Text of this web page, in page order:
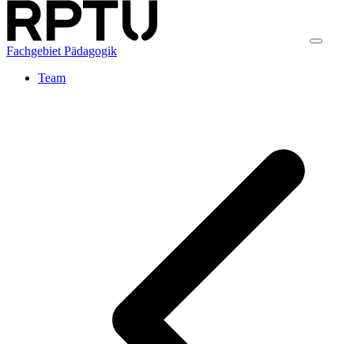
Fachgebiet Pädagogik
Team